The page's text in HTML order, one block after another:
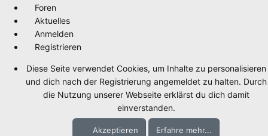
Foren
Aktuelles
Anmelden
Registrieren
Diese Seite verwendet Cookies, um Inhalte zu personalisieren
und dich nach der Registrierung angemeldet zu halten. Durch
die Nutzung unserer Webseite erklärst du dich damit
einverstanden.
Akzeptieren Erfahre mehr...